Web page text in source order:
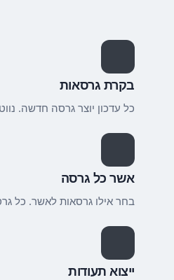
בקרת גרסאות
כל עדכון יוצר גרסה חדשה.
אשר כל גרסה
בחר אילו גרסאות לאשר. כל
ייצוא תעודות